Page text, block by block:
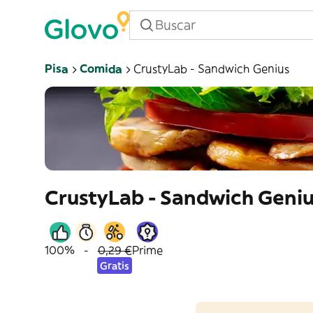
Pisa Comida CrustyLab - Sandwich Genius
CrustyLab - Sandwich
100% - 0,29 €
Gratis
Prime